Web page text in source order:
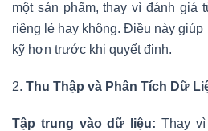
một sản phẩm, thay vì đánh giá
riêng lẻ hay không. Điều này
kỹ hơn trước khi quyết định.
2. Thu Thập và Phân Tích Dữ
Tập trung vào dữ liệu: Thay